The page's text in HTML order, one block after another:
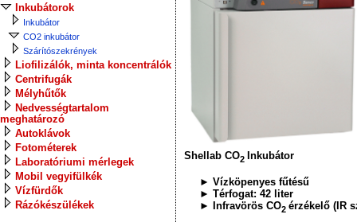
Inkubátorok
Inkubátor
CO2 inkubátor
Szárítószekrények
Liofilizálók, minta koncentrálók
Centrifugák
Mélyhűtők
Nedvességtartalom
meghatározó
Autoklávok
Fotométerek
Laboratóriumi mérlegek
Mobil vegyifülkék
Vízfürdők
Rázókészülékek
Shellab CO2 Inkubátor
► Vízköpenyes fűtésű
► Térfogat: 42 liter
► Infravörös CO2 érzékelő (IR